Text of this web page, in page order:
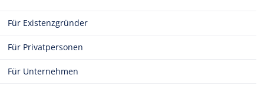
Für Existenzgründer
Für Privatpersonen
Für Unternehmen